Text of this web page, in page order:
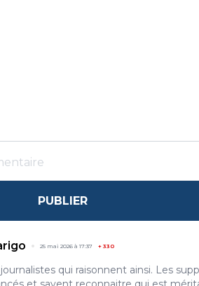
PUBLIER
25 mai 2026 à 17:37 + 330
qui raisonnent ainsi. Les